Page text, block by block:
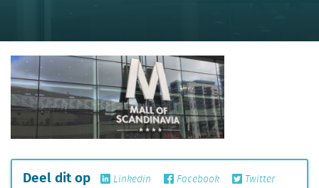
Deel dit op Linkedin Facebook Twitter